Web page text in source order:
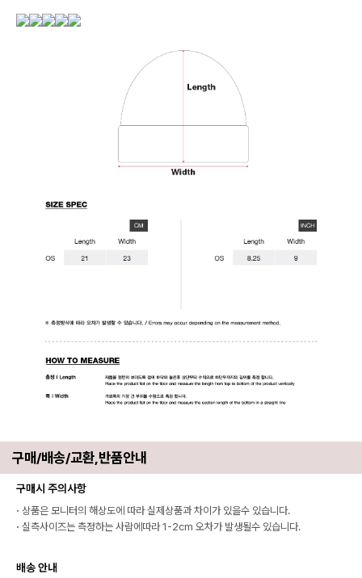
구매/배송/교환,반품안내
구매시 주의사항
· 상품은 모니터의 해상도에 따라 실제상품과 차이가 있을수 있습니다.
· 실측사이즈는 측정하는 사람에따라 1-2cm 오차가 발생될수 있습니다.
배송 안내